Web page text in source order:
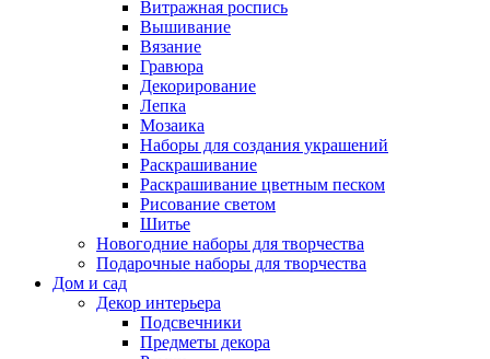
Витражная роспись
Вышивание
Вязание
Гравюра
Декорирование
Лепка
Мозаика
Наборы для создания украшений
Раскрашивание
Раскрашивание цветным песком
Рисование светом
Шитье
Новогодние наборы для творчества
Подарочные наборы для творчества
Дом и сад
Декор интерьера
Подсвечники
Предметы декора